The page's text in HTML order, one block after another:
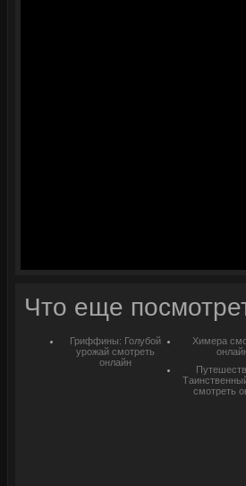
Что еще
Гриффины: Голубой
урожай смотреть
онлайн
Химера
смотреть